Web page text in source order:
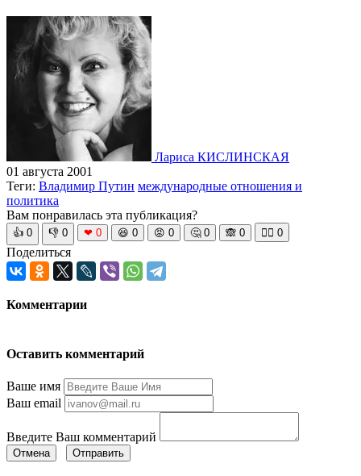
Лариса КИСЛИНСКАЯ
01 августа 2001
Теги: Владимир Путин международные отношения и
политика
Вам понравилась эта публикация?
👍 0 👎 0 ❤ 0 😆 0 😡 0 🤔 0 🙈 0 🧘‍♀️ 0
Поделиться
Комментарии
Оставить комментарий
Ваше имя
Ваш email
Введите Ваш комментарий
Отмена Отправить